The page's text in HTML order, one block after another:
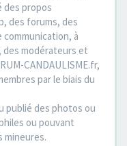
des propos
des forums, des
à
modérateurs et
CANDAULISME.fr,
par le biais du
publié des photos ou
ou pouvant
mineures.